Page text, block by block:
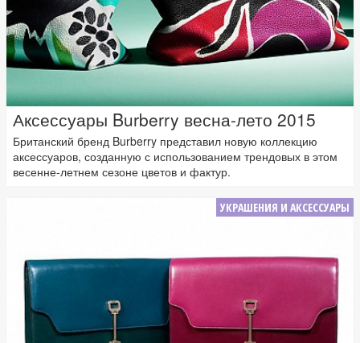
Аксессуары Burberry весна-лето 2015
Британский бренд Burberry представил новую коллекцию
аксессуаров, созданную с использованием трендовых в этом
весенне-летнем сезоне цветов и фактур.
УКРАШЕНИЯ И АКСЕССУАРЫ